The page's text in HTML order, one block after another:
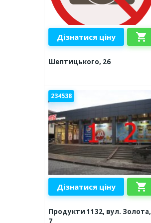
Дізнатися ціну shopping_cart
Шептицького, 26
234538
Дізнатися ціну shopping_cart
Продукти 1132, вул. Золота,
7